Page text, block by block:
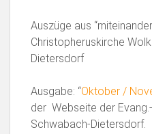
Auszüge aus
Christopheruskirche
Dietersdorf
Ausgabe: “Oktober /
der Webseite der
Schwabach-Dietersdorf.